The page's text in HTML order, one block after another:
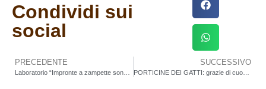
Condividi sui
social
PRECEDENTE SUCCESSIVO
PORTICINE DEI GATTI: grazie di cuore a Silvia!